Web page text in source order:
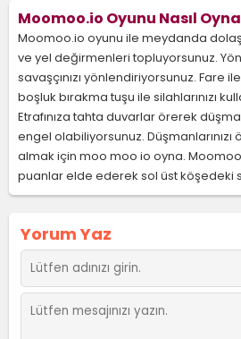
Moomoo.io Oyunu Nasıl
Moomoo.io oyunu ile meydanda
ve yel değirmenleri topluyorsunuz.
savaşçınızı yönlendiriyorsunuz. Fare
boşluk bırakma tuşu ile silahlarınızı
Etrafınıza tahta duvarlar örerek
engel olabiliyorsunuz. Düşmanlarınızı
almak için moo moo io oyna.
puanlar elde ederek sol üst köşedeki
Yorum Yaz